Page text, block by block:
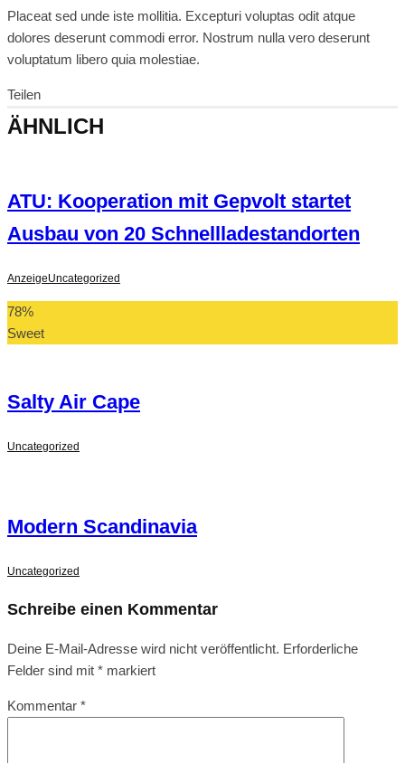
Placeat sed unde iste mollitia. Excepturi voluptas odit atque
dolores deserunt commodi error. Nostrum nulla vero deserunt
voluptatum libero quia molestiae.
Teilen
ÄHNLICH
ATU: Kooperation mit Gepvolt startet
Ausbau von 20 Schnellladestandorten
AnzeigeUncategorized
78%
Sweet
Salty Air Cape
Uncategorized
Modern Scandinavia
Uncategorized
Schreibe einen Kommentar
Deine E-Mail-Adresse wird nicht veröffentlicht. Erforderliche
Felder sind mit * markiert
Kommentar *